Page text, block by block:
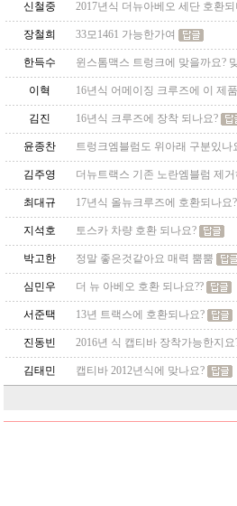
신철중 2017년식 더뉴아베오 세단 호환
장철희 33모1461 가능한가여
한득수 윈스톰맥스 트렁크에 맞을까요?
이혁 16년식 어메이징 크루즈에 이 제
김진 16년식 크루즈에 장착 되나요?
윤종찬 트렁크엠블럼도 위아래 구분있나
김주영 더뉴트랙스 기존 노란엠블럼 제
최대규 17년식 올뉴크루즈에 호환되나요?
지석호 토스카 차량 호환 되나요?
박고한 정말 좋은것같아요 매력 뿜뿜
심민우 더 뉴 아베오 호환 되나요??
서준택 13년 트랙스에 호환되나요?
진동빈 2016년 식 캡티바 장착가능한지요
김태민 캡티바 2012년식에 맞나요?